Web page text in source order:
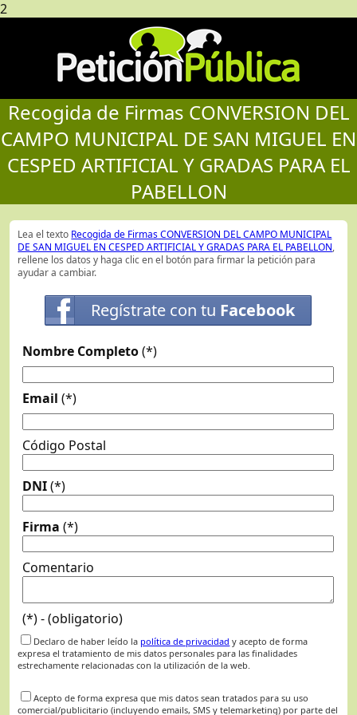
2
Recogida de Firmas CONVERSION DEL
CAMPO MUNICIPAL DE SAN MIGUEL EN
CESPED ARTIFICIAL Y GRADAS PARA EL
PABELLON
Lea el texto Recogida de Firmas CONVERSION DEL CAMPO MUNICIPAL
DE SAN MIGUEL EN CESPED ARTIFICIAL Y GRADAS PARA EL PABELLON,
rellene los datos y haga clic en el botón para firmar la petición para
ayudar a cambiar.
Regístrate con tu Facebook
Nombre Completo(*)
Email (*)
Código Postal
DNI(*)
Firma (*)
Comentario
(*) - (obligatorio)
Declaro de haber leído la política de privacidad y acepto de forma
expresa el tratamiento de mis datos personales para las finalidades
estrechamente relacionadas con la utilización de la web.
Acepto de forma expresa que mis datos sean tratados para su uso
comercial/publicitario (incluyendo emails, SMS y telemarketing) por parte del